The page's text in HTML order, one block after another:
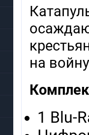
на
1 Blu-